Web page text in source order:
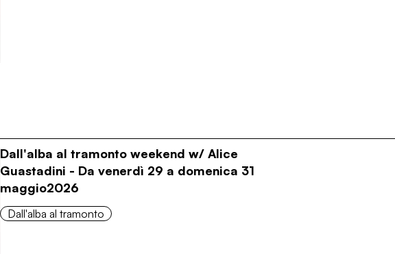
Dall'alba al tramonto weekend w/ Alice
Guastadini - Da venerdì 29 a domenica 31
maggio2026
Dall'alba al tramonto